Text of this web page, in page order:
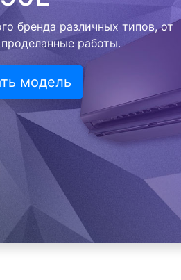
и забирает его в сервисный
Вам уже готовый к работе
модель